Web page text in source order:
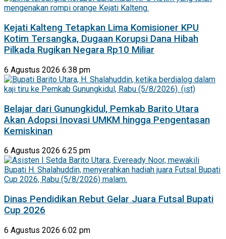
Kejati Kalteng Tetapkan Lima Komisioner KPU
Kotim Tersangka, Dugaan Korupsi Dana Hibah
Pilkada Rugikan Negara Rp10 Miliar
6 Agustus 2026 6:38 pm
Belajar dari Gunungkidul, Pemkab Barito Utara
Akan Adopsi Inovasi UMKM hingga Pengentasan
Kemiskinan
6 Agustus 2026 6:25 pm
Dinas Pendidikan Rebut Gelar Juara Futsal Bupati
Cup 2026
6 Agustus 2026 6:02 pm